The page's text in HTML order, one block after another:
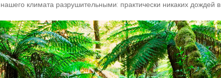
климата разрушительными: практически никаких дождей в